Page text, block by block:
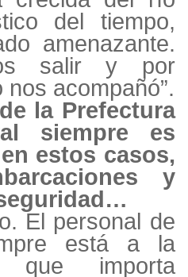
del tiempo,
amenazante.
salir y por
acompañó”.
la Prefectura
siempre es
estos casos,
y
El personal de
está a la
que importa